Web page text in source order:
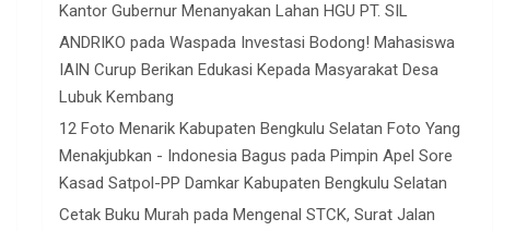
Kantor Gubernur Menanyakan Lahan HGU PT. SIL
ANDRIKO padaWaspada Investasi Bodong! Mahasiswa
IAIN Curup Berikan Edukasi Kepada Masyarakat Desa
Lubuk Kembang
12 Foto Menarik Kabupaten Bengkulu Selatan Foto Yang
Menakjubkan - Indonesia Bagus pada Pimpin Apel Sore
Kasad Satpol-PP Damkar Kabupaten Bengkulu Selatan
Cetak Buku Murah pada Mengenal STCK, Surat Jalan